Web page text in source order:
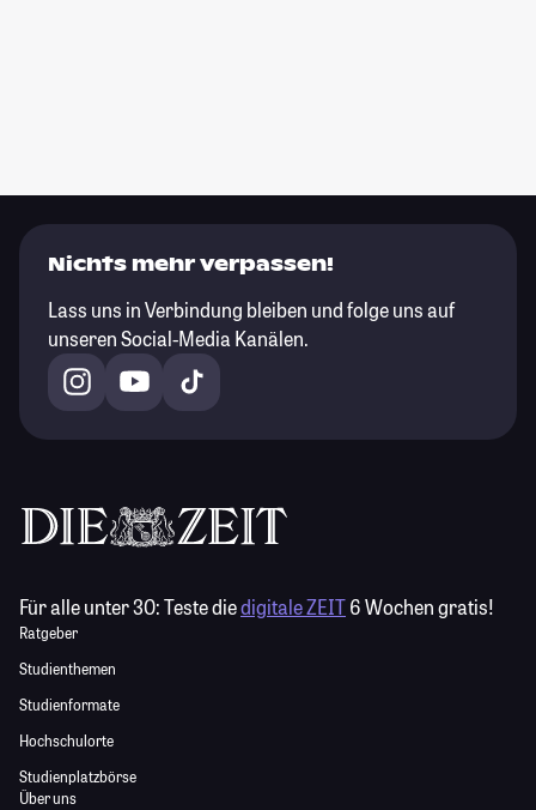
Nichts mehr verpassen!
Lass uns in Verbindung bleiben und folge uns auf
unseren Social-Media Kanälen.
Für alle unter 30:Teste diedigitale ZEIT6 Wochen gratis!
Ratgeber
Studienthemen
Studienformate
Hochschulorte
Studienplatzbörse
Über uns